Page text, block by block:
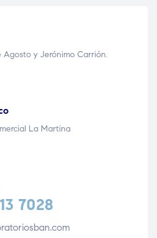
Agosto y Jerónimo Carrión.
La Martina
7028